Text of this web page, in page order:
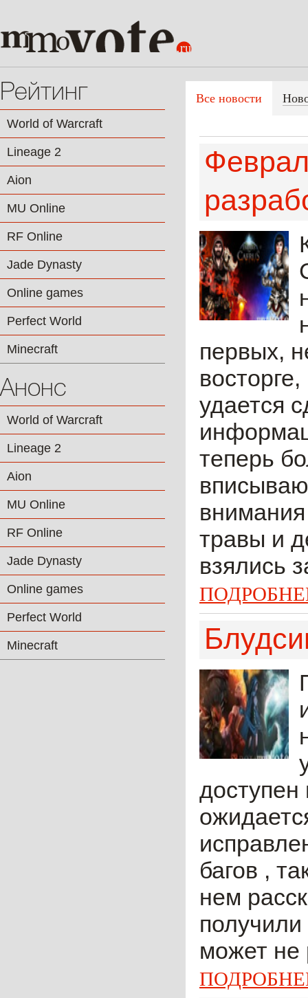
Рейтинг
World of Warcraft
Lineage 2
Aion
MU Online
RF Online
Jade Dynasty
Online games
Perfect World
Minecraft
Анонс
World of Warcraft
Lineage 2
Aion
MU Online
RF Online
Jade Dynasty
Online games
Perfect World
Minecraft
Все новости
первых,
удается
теперь
травы и
взялись
багов ,
нем
может не